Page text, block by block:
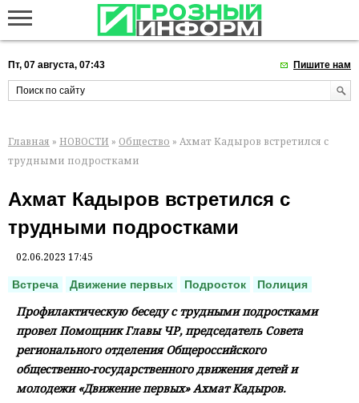
Пт, 07 августа, 07:43 Пишите нам
Главная » НОВОСТИ » Общество » Ахмат Кадыров встретился с
трудными подростками
Ахмат Кадыров встретился с
трудными подростками
02.06.2023 17:45
Встреча Движение первых Подросток Полиция
Профилактическую беседу с трудными подростками
провел Помощник Главы ЧР, председатель Совета
регионального отделения Общероссийского
общественно-государственного движения детей и
молодежи «Движение первых» Ахмат Кадыров.